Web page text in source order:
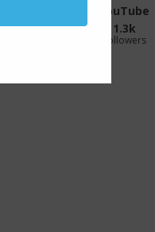
27.1k
YouTube
1.3k
Followers